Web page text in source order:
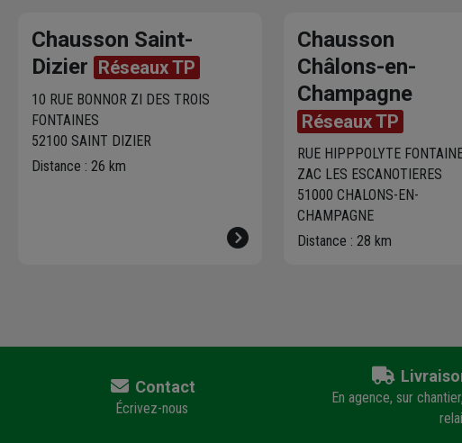
Chausson Saint-
Dizier Réseaux TP
10 RUE BONNOR ZI DES TROIS
FONTAINES
52100 SAINT DIZIER
Distance : 26 km
Chausson
Châlons-en-
Champagne
Réseaux TP
RUE HIPPPOLYTE
ZAC LES ESCANOTIERES
51000 CHALONS-EN-
CHAMPAGNE
Distance : 28 km
Contact
Écrivez-nous
En agence, sur